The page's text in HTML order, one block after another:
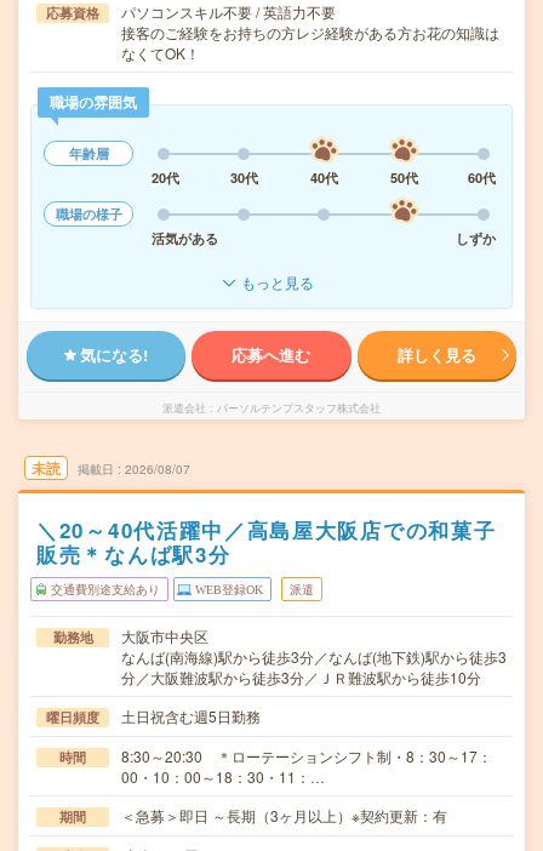
応募資格
パソコンスキル不要 / 英語力不要
接客のご経験をお持ちの方レジ経験がある方お花の知識は
なくてOK！
職場の雰囲気
年齢層
20代
30代 40代 50代
60代
職場の様子
活気がある
しずか
もっと見る
気になる! 応募へ進む 詳しく見る
派遣会社 パーソルテンプスタッフ株式会社
未読 掲載日 2026/08/07
＼20～40代活躍中／高島屋大阪店での和菓子
販売＊なんば駅3分
交通費別途支給あり WEB登録OK 派遣
勤務地
大阪市中央区
なんば(南海線)駅から徒歩3分／なんば(地下鉄)駅から徒歩3
分／大阪難波駅から徒歩3分／ＪＲ難波駅から徒歩10分
曜日頻度 土日祝含む週5日勤務
時間
8:30～20:30 ＊ローテーションシフト制・8：30～17：
00・10：00～18：30・11：…
期間 ＜急募＞即日 ～長期（3ヶ月以上）※契約更新：有